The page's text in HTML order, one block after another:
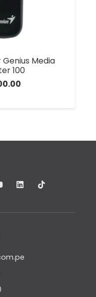
Media
100